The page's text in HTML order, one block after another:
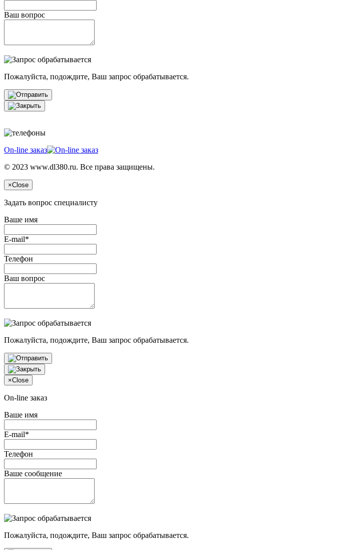
Ваш вопрос
Пожалуйста, подождите, Ваш запрос обрабатывается.
On-line заказ
© 2023 www.dl380.ru. Все права защищены.
×Close
Задать вопрос специалисту
Ваше имя
E-mail*
Телефон
Ваш вопрос
Пожалуйста, подождите, Ваш запрос обрабатывается.
×Close
On-line заказ
Ваше имя
E-mail*
Телефон
Ваше сообщение
Пожалуйста, подождите, Ваш запрос обрабатывается.